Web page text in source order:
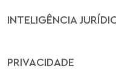
INTELIGÊNCIA
PRIVACIDADE